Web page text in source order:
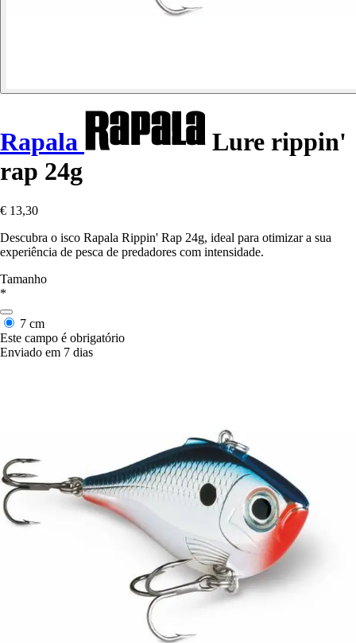
Rapala
Lure rippin'
rap 24g
€ 13,30
Descubra o isco Rapala Rippin' Rap 24g, ideal para otimizar a sua
experiência de pesca de predadores com intensidade.
Tamanho
*
7 cm
Este campo é obrigatório
Enviado em 7 dias